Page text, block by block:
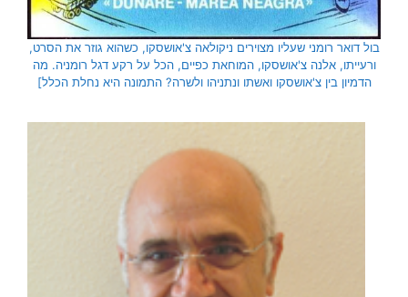
בול דואר רומני שעליו מצוירים ניקולאה צ'אושסקו, כשהוא גוזר את הסרט,
ורעייתו, אלנה צ'אושסקו, המוחאת כפיים, הכל על רקע דגל רומניה. מה
הדמיון בין צ'אושסקו ואשתו ונתניהו ולשרה? התמונה היא נחלת הכלל]